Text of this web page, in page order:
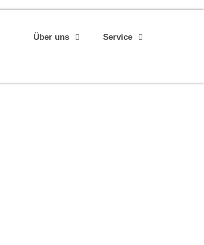
Über uns Service